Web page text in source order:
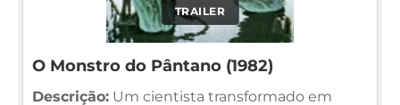
TRAILER
O Monstro do Pântano (1982)
Descrição: Um cientista transformado em